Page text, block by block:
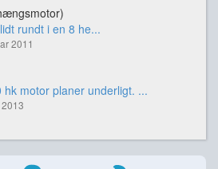
rundt i en 8 he...
2011
motor planer underligt. ...